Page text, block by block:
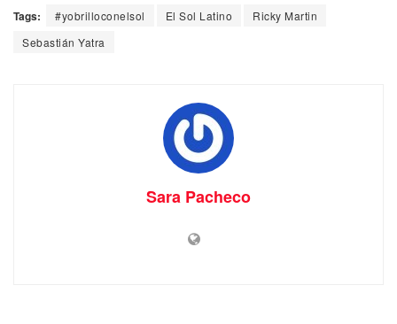
Tags: #yobrilloconelsol El Sol Latino
Ricky Martin
Sebastián Yatra
Sara Pacheco